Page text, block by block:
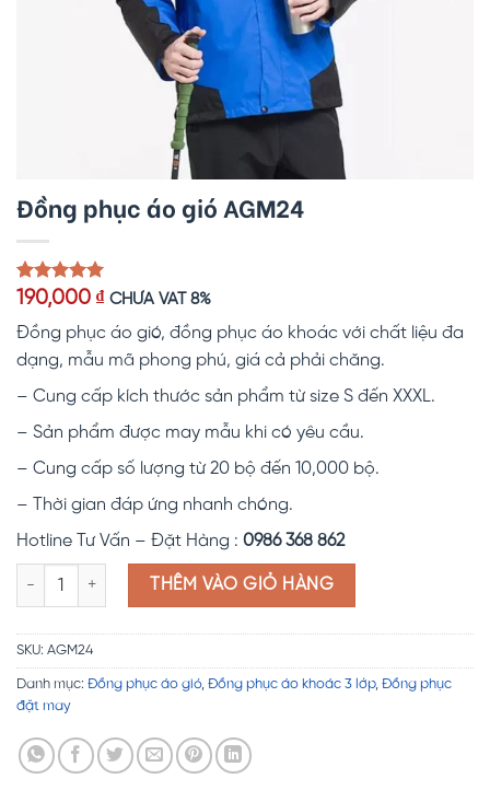
Đồng phục áo gió AGM24
5.00trên 5
dựa trên
1
đánh giá
190,000 ₫ CHƯA VAT 8%
Đồng phục áo gió, đồng phục áo khoác với chất liệu đa
dạng, mẫu mã phong phú, giá cả phải chăng.
– Cung cấp kích thước sản phẩm từ size S đến XXXL.
– Sản phẩm được may mẫu khi có yêu cầu.
– Cung cấp số lượng từ 20 bộ đến 10,000 bộ.
– Thời gian đáp ứng nhanh chóng.
Hotline Tư Vấn – Đặt Hàng : 0986 368 862
Đồng phục áo gió AGM24 số lượng
THÊM VÀO GIỎ HÀNG
SKU: AGM24
Danh mục: Đồng phục áo gió, Đồng phục áo khoác 3 lớp, Đồng phục
đặt may